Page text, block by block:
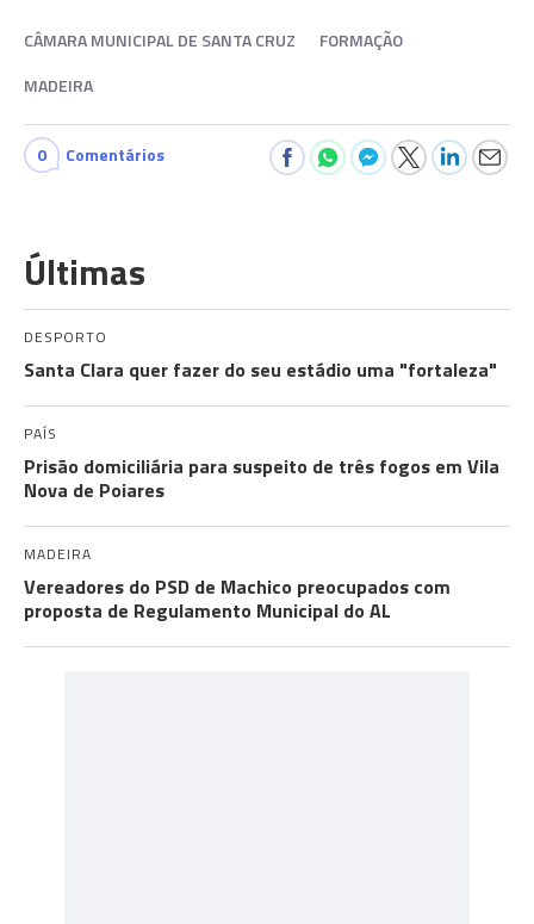
CÂMARA MUNICIPAL DE SANTA CRUZ
FORMAÇÃO
MADEIRA
0 Comentários
Últimas
DESPORTO
Santa Clara quer fazer do seu estádio uma "fortaleza"
PAÍS
Prisão domiciliária para suspeito de três fogos em Vila
Nova de Poiares
MADEIRA
Vereadores do PSD de Machico preocupados com
proposta de Regulamento Municipal do AL